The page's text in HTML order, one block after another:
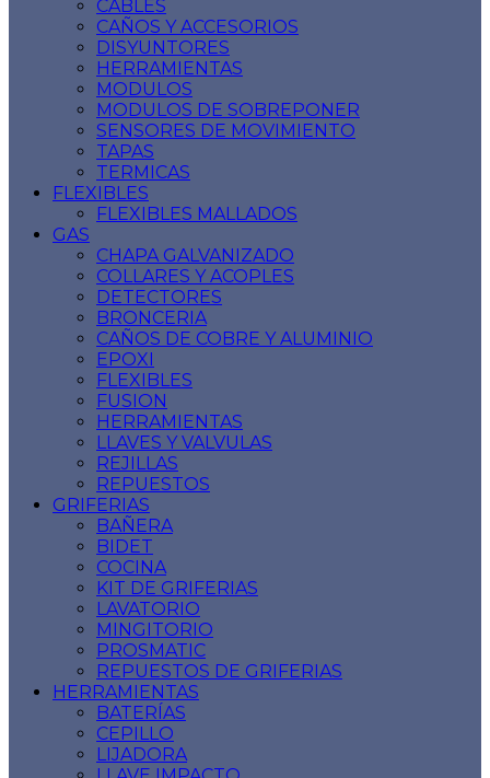
CABLES
CAÑOS Y ACCESORIOS
DISYUNTORES
HERRAMIENTAS
MODULOS
MODULOS DE SOBREPONER
SENSORES DE MOVIMIENTO
TAPAS
TERMICAS
FLEXIBLES
FLEXIBLES MALLADOS
GAS
CHAPA GALVANIZADO
COLLARES Y ACOPLES
DETECTORES
BRONCERIA
CAÑOS DE COBRE Y ALUMINIO
EPOXI
FLEXIBLES
FUSION
HERRAMIENTAS
LLAVES Y VALVULAS
REJILLAS
REPUESTOS
GRIFERIAS
BAÑERA
BIDET
COCINA
KIT DE GRIFERIAS
LAVATORIO
MINGITORIO
PROSMATIC
REPUESTOS DE GRIFERIAS
HERRAMIENTAS
BATERÍAS
CEPILLO
LIJADORA